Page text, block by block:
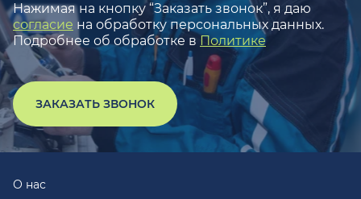
Нажимая на кнопку “Заказать звонок”, я даю
согласие на обработку персональных данных.
Подробнее об обработке в Политике
ЗАКАЗАТЬ ЗВОНОК
О нас